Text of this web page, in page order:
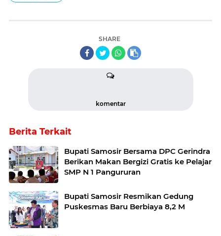
SHARE
komentar
Berita Terkait
Bupati Samosir Bersama DPC Gerindra
Berikan Makan Bergizi Gratis ke Pelajar
SMP N 1 Pangururan
Bupati Samosir Resmikan Gedung
Puskesmas Baru Berbiaya 8,2 M